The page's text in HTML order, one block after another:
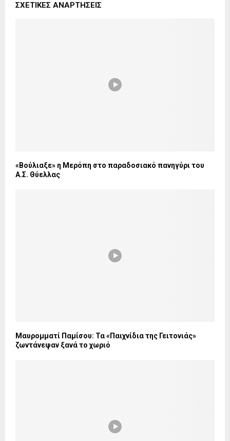
ΣΧΕΤΙΚΈΣ ΑΝΑΡΤΉΣΕΙΣ
«Βούλιαξε» η Μερόπη στο παραδοσιακό πανηγύρι του
Α.Σ. Θύελλας
Μαυρομματί Παμίσου: Τα «Παιχνίδια της Γειτονιάς»
ζωντάνεψαν ξανά το χωριό